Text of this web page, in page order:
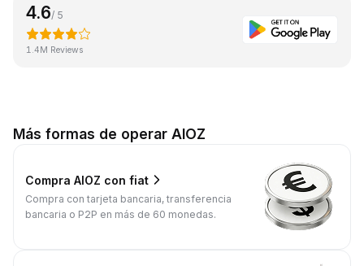
4.6/ 5
1.4M Reviews
Más formas de operar AIOZ
Compra AIOZ con fiat
Compra con tarjeta bancaria, transferencia
bancaria o P2P en más de 60 monedas.